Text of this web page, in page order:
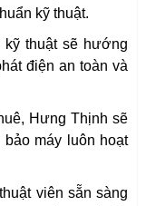
kỹ thuật.
thuật sẽ hướng
điện an toàn và
Hưng Thịnh sẽ
máy luôn hoạt
viên sẵn sàng